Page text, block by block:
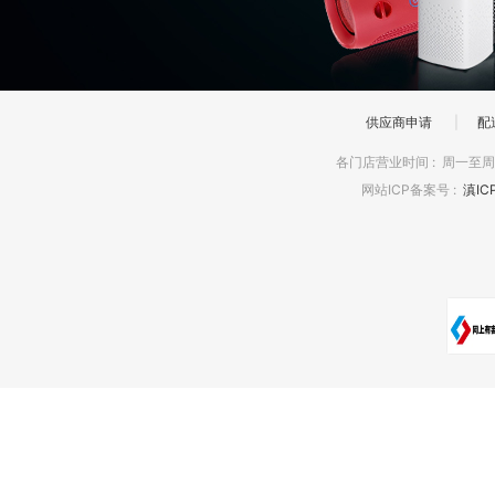
供应商申请 配
各门店营业时间 : 周一至
网站ICP备案号 : 滇